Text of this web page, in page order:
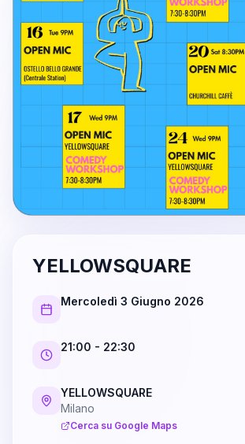
YELLOWSQUARE
Mercoledì 3 Giugno 2026
21:00 - 22:30
YELLOWSQUARE
Milano
Cerca su Google Maps